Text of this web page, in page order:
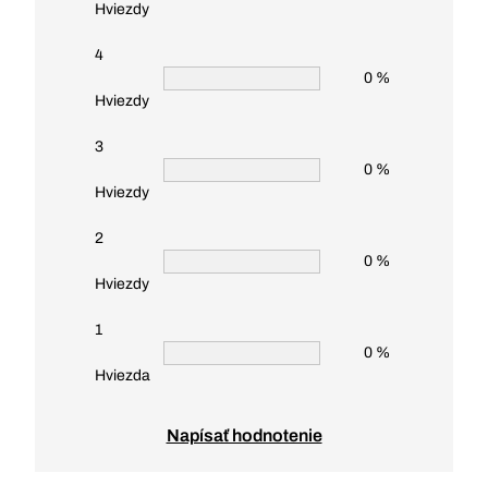
Hviezdy
4
Hviezdy
0 %
3
Hviezdy
0 %
2
Hviezdy
0 %
1
Hviezda
0 %
Napísať hodnotenie